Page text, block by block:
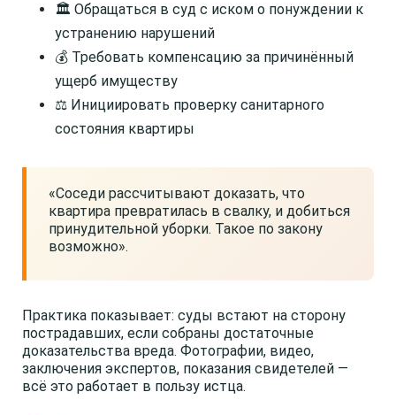
🏛️ Обращаться в суд с иском о понуждении к
устранению нарушений
💰 Требовать компенсацию за причинённый
ущерб имуществу
⚖️ Инициировать проверку санитарного
состояния квартиры
«Соседи рассчитывают доказать, что
квартира превратилась в свалку, и добиться
принудительной уборки. Такое по закону
возможно».
Практика показывает: суды встают на сторону
пострадавших, если собраны достаточные
доказательства вреда. Фотографии, видео,
заключения экспертов, показания свидетелей —
всё это работает в пользу истца.